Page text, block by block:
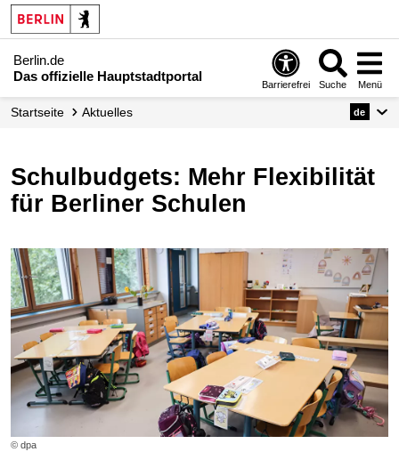
Berlin.de
Das offizielle Hauptstadtportal
Barrierefrei Suche Menü
Startseite Aktuelles de
Schulbudgets: Mehr Flexibilität
für Berliner Schulen
© dpa